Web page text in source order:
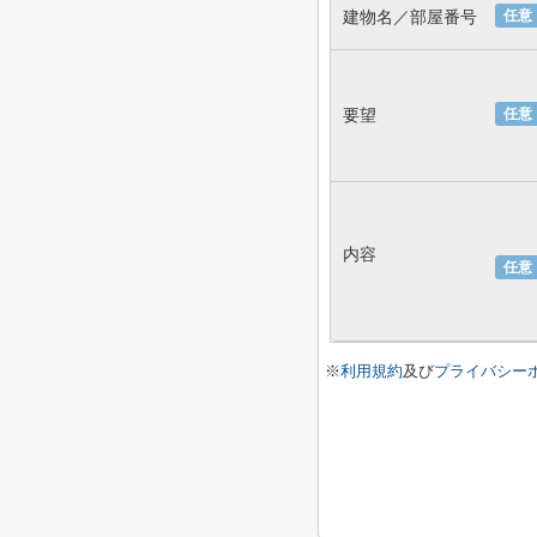
任意
建物名／部屋番号
任意
要望
任意
内容
※利用規約及びプライバシー